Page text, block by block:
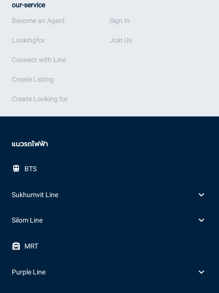
our-service
Become an Agent
Lookingfor
Connect with Line
Create Listing
Create Looking for
Sign In
Join Us
แนวรถไฟฟ้า
BTS
Sukhumvit Line
Silom Line
MRT
Purple Line